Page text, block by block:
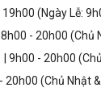
tầm nhìn
19h00 (Ngày Lễ:
| 8h00 - 20h00 (Chủ
| 9h00 - 20h00
- 20h00 (Chủ Nhật